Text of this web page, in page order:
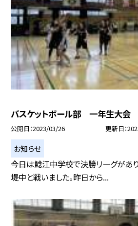
バスケットボール部 一年生大会
公開日 2023/03/26 更新日
お知らせ
今日は鯰江中学校で決勝リーグがあ
堤中と戦いました。昨日から...